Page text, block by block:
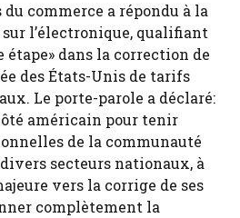
commerce a répondu à la
l’électronique, qualifiant
étape» dans la correction de
des États-Unis de tarifs
Le porte-parole a déclaré:
américain pour tenir
de la communauté
secteurs nationaux, à
vers la corrige de ses
complètement la